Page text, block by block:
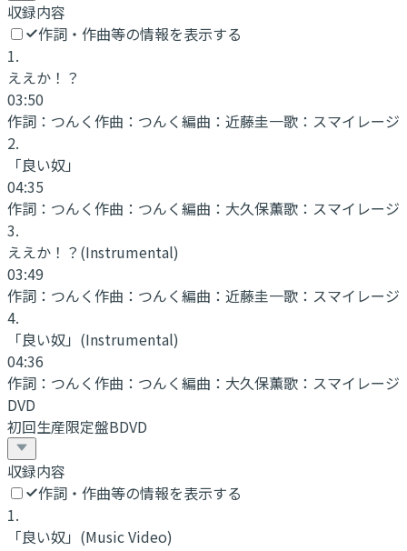
収録内容
作詞・作曲等の情報を表示する
1.
ええか！？
03:50
作詞： つんく作曲： つんく編曲： 近藤圭一歌： スマイレージ
2.
「良い奴」
04:35
作詞： つんく作曲： つんく編曲： 大久保薫歌： スマイレージ
3.
ええか！？ (Instrumental)
03:49
作詞： つんく作曲： つんく編曲： 近藤圭一歌： スマイレージ
4.
「良い奴」 (Instrumental)
04:36
作詞： つんく作曲： つんく編曲： 大久保薫歌： スマイレージ
DVD
初回生産限定盤BDVD
収録内容
作詞・作曲等の情報を表示する
1.
「良い奴」 (Music Video)